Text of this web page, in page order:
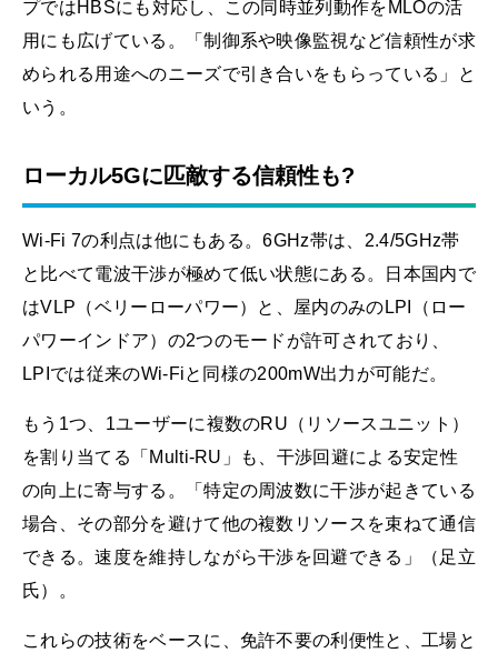
プではHBSにも対応し、この同時並列動作をMLOの活
用にも広げている。「制御系や映像監視など信頼性が求
められる用途へのニーズで引き合いをもらっている」と
いう。
ローカル5Gに匹敵する信頼性も?
Wi-Fi 7の利点は他にもある。6GHz帯は、2.4/5GHz帯
と比べて電波干渉が極めて低い状態にある。日本国内で
はVLP（ベリーローパワー）と、屋内のみのLPI（ロー
パワーインドア）の2つのモードが許可されており、
LPIでは従来のWi-Fiと同様の200mW出力が可能だ。
もう1つ、1ユーザーに複数のRU（リソースユニット）
を割り当てる「Multi-RU」も、干渉回避による安定性
の向上に寄与する。「特定の周波数に干渉が起きている
場合、その部分を避けて他の複数リソースを束ねて通信
できる。速度を維持しながら干渉を回避できる」（足立
氏）。
これらの技術をベースに、免許不要の利便性と、工場と